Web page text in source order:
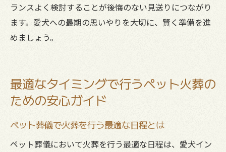
ランスよく検討することが後悔のない見送りにつながり
ます。愛犬への最期の思いやりを大切に、賢く準備を進
めましょう。
最適なタイミングで行うペット火葬の
ための安心ガイド
ペット葬儀で火葬を行う最適な日程とは
ペット葬儀において火葬を行う最適な日程は、愛犬イン